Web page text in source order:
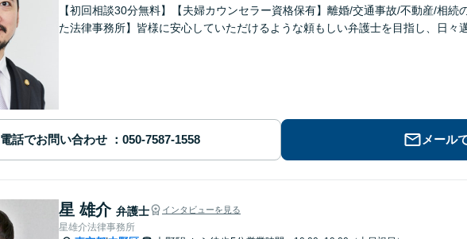
【初回相談30分無料】【夫婦カウンセラー資格保有】離婚/交通事故/不動産/相続
た法律事務所】皆様に安心していただけるような頼もしい弁護士を目指し、日々
電話でお問い合わせ メール
星 雄介 弁護士 インタビューを見る
星雄介法律事務所